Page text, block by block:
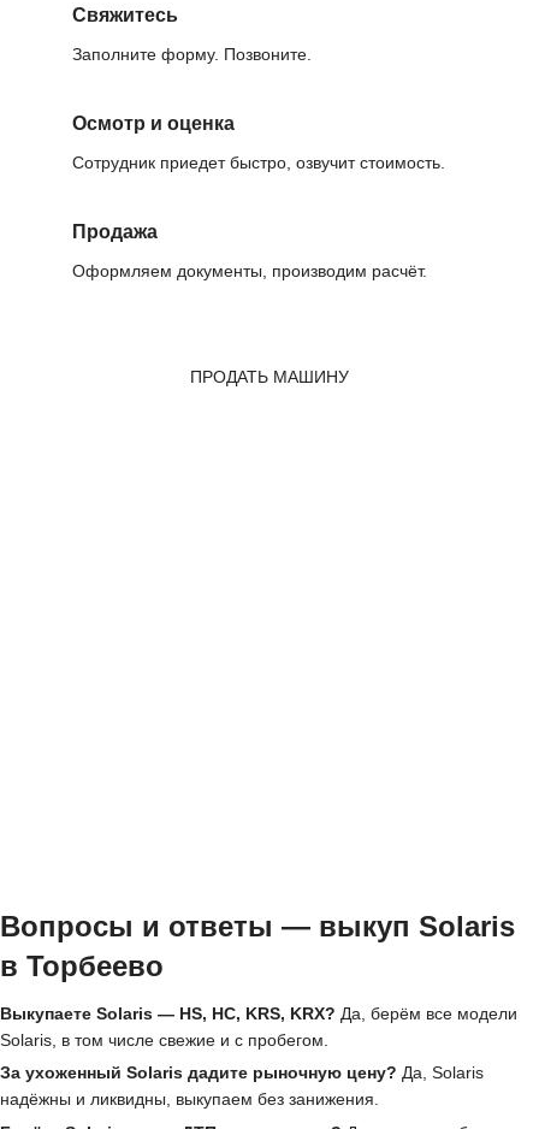
Свяжитесь
Заполните форму. Позвоните.
Осмотр и оценка
Сотрудник приедет быстро, озвучит стоимость.
Продажа
Оформляем документы, производим расчёт.
ПРОДАТЬ МАШИНУ
Вопросы и ответы — выкуп Solaris
в Торбеево
Выкупаете Solaris — HS, HC, KRS, KRX? Да, берём все модели
Solaris, в том числе свежие и с пробегом.
За ухоженный Solaris дадите рыночную цену? Да, Solaris
надёжны и ликвидны, выкупаем без занижения.